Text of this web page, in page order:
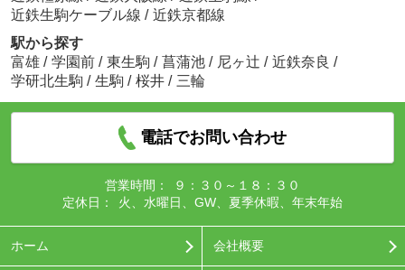
近鉄生駒ケーブル線 / 近鉄京都線
駅から探す
富雄 / 学園前 / 東生駒 / 菖蒲池 / 尼ヶ辻 / 近鉄奈良 /
学研北生駒 / 生駒 / 桜井 / 三輪
電話でお問い合わせ
営業時間：
９：３０～１８：３０
定休日：
火、水曜日、GW、夏季休暇、年末年始
ホーム 会社概要